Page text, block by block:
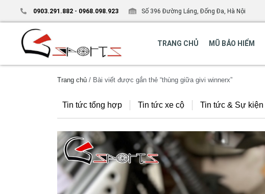
0903.291.882 - 0968.098.923 Số 396 Đường Láng, Đống Đa, Hà Nội
TRANG CHỦ MŨ BẢO HIỂM
Trang chủ / Bài viết được gắn thẻ “thùng giữa givi winnerx”
Tin tức tổng hợp Tin tức xe cộ Tin tức & Sự kiện